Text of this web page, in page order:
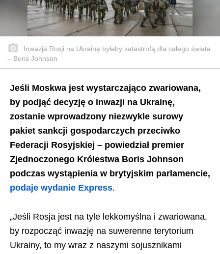
Inwazja Rosji na Ukrainę byłaby katastrofą dla całego świata
– Boris Johnson
Jeśli Moskwa jest wystarczająco zwariowana, ​​
by podjąć decyzję o inwazji na Ukrainę,
zostanie wprowadzony niezwykle surowy
pakiet sankcji gospodarczych przeciwko
Federacji Rosyjskiej – powiedział premier
Zjednoczonego Królestwa Boris Johnson
podczas wystąpienia w brytyjskim parlamencie,
podaje wydanie Express.
„Jeśli Rosja jest na tyle lekkomyślna i zwariowana, ​​
by rozpocząć inwazję na suwerenne terytorium
Ukrainy, to my wraz z naszymi sojusznikami